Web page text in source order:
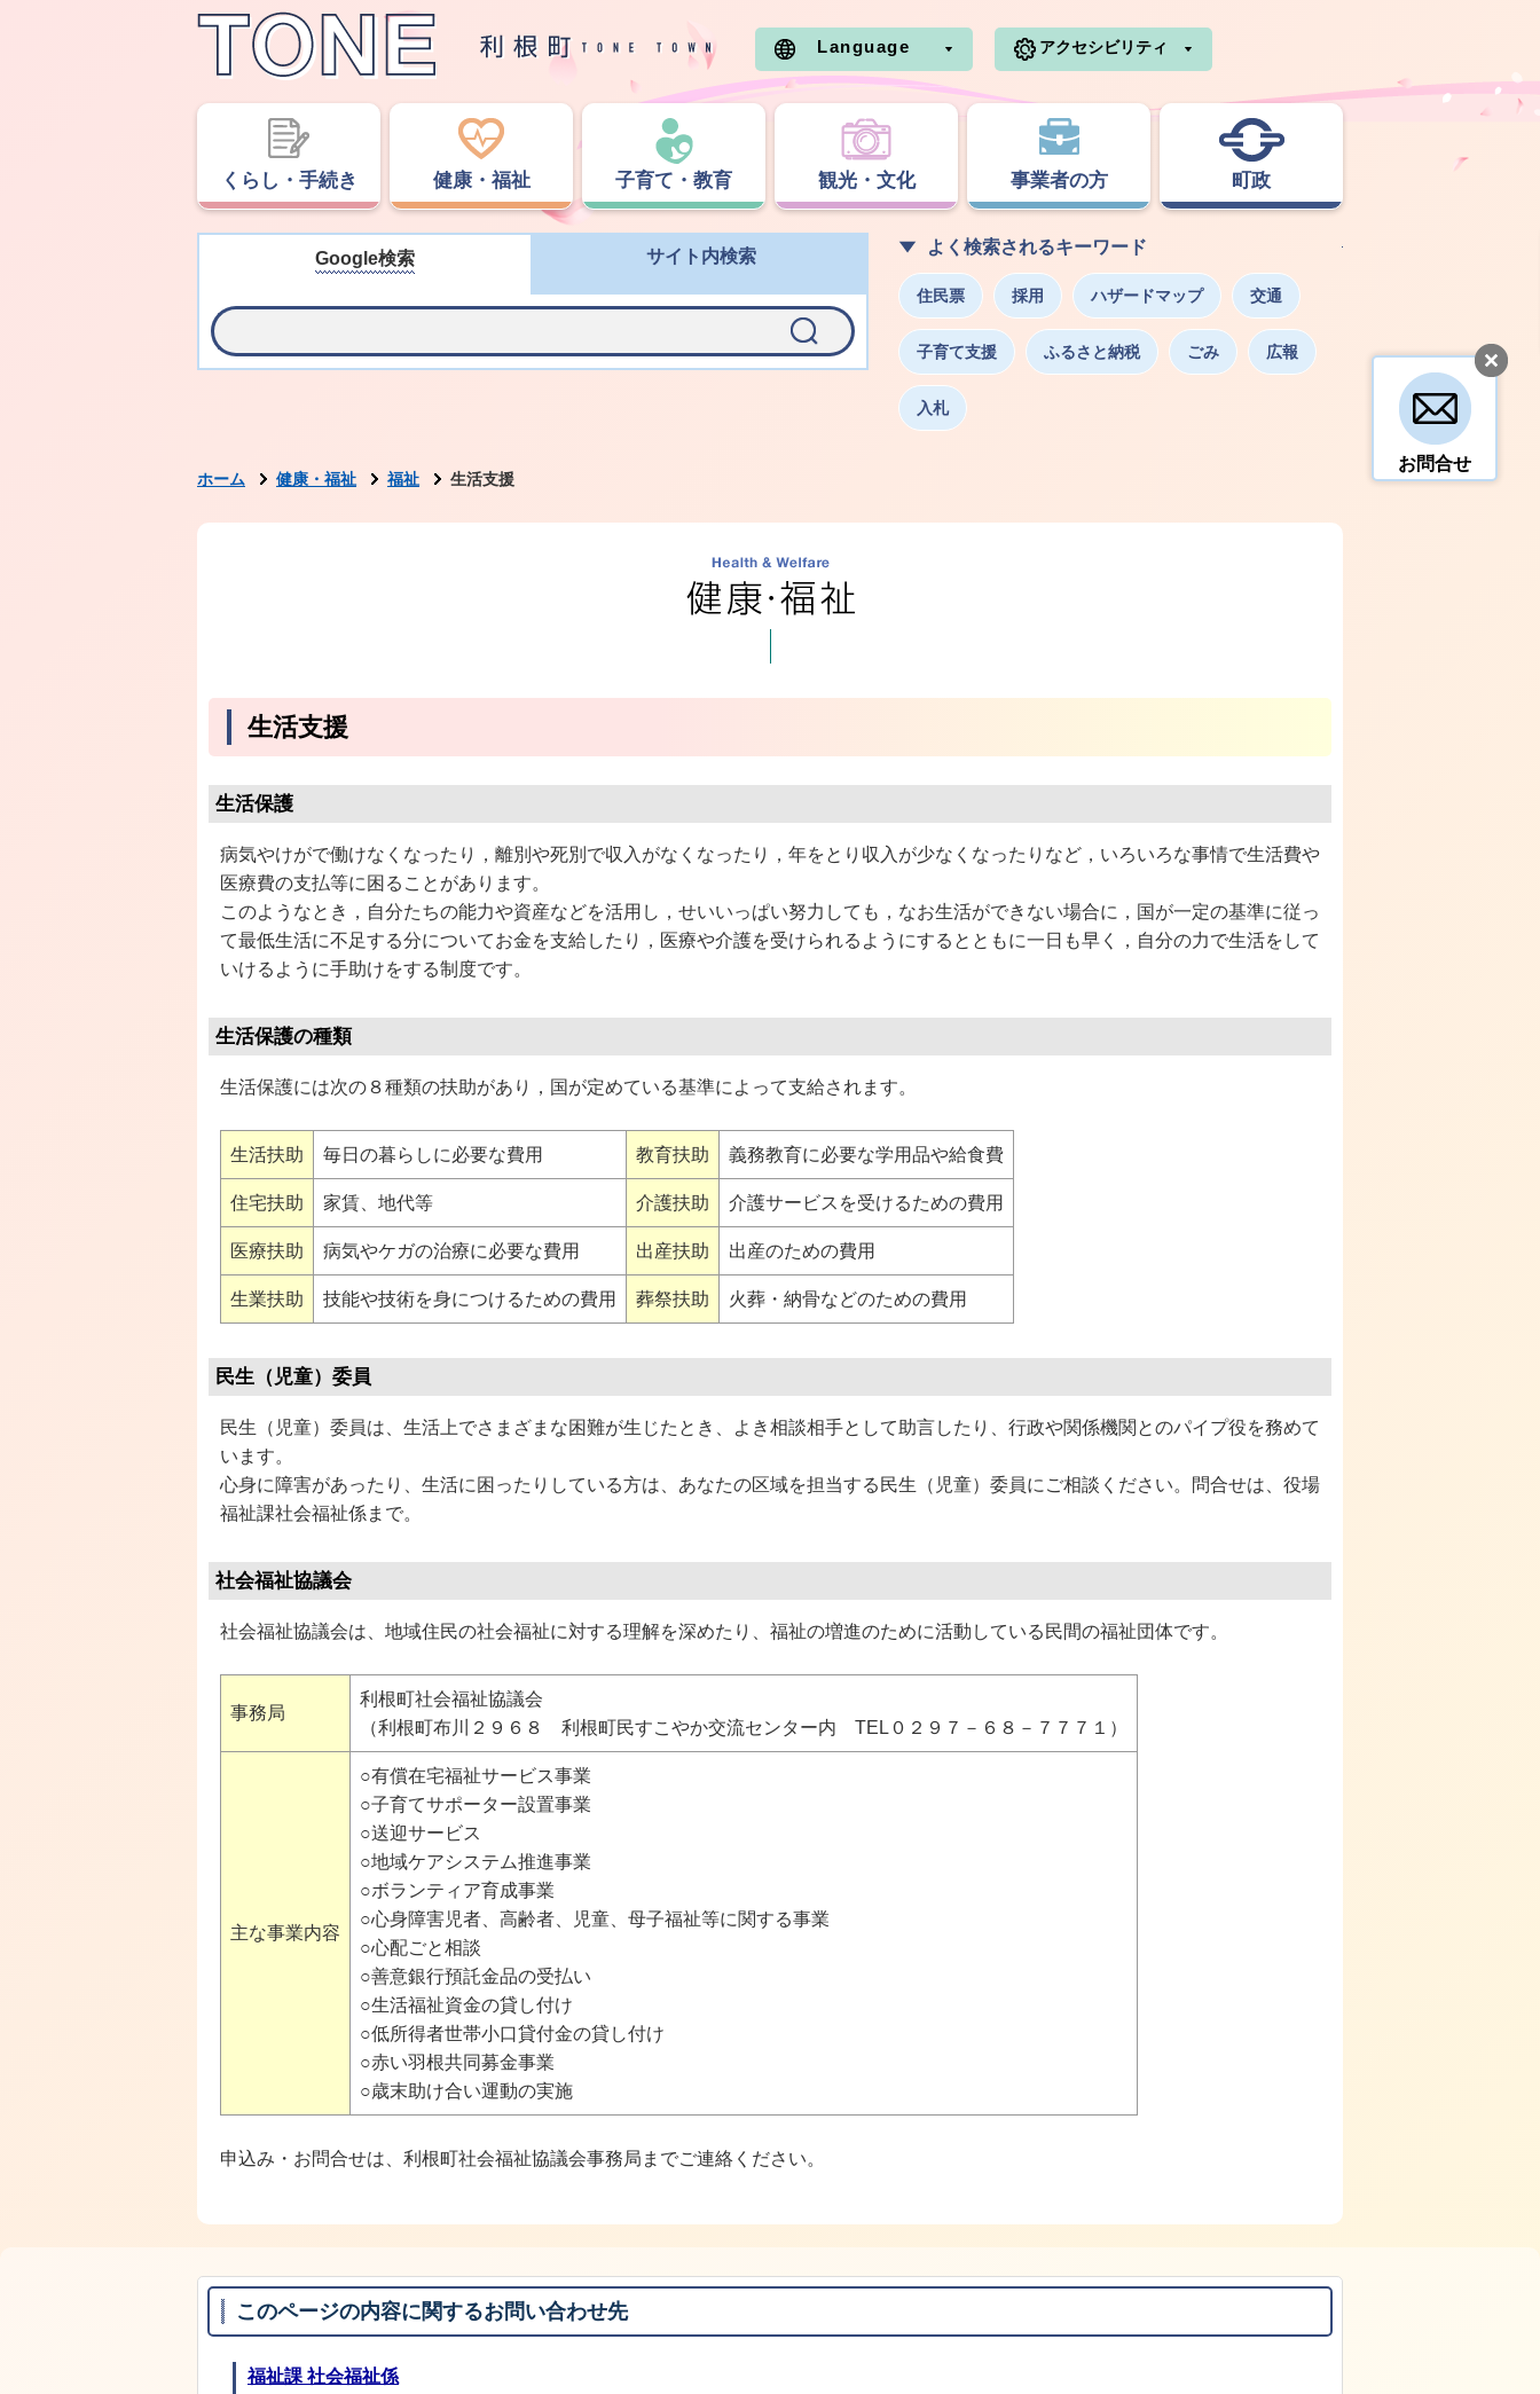
Language
アクセシビリティ
くらし・手続き 健康・福祉 子育て・教育 観光・文化 事業者の方 町政
Google検索 サイト内検索 よく検索されるキーワード
住民票 採用 ハザードマップ 交通
子育て支援 ふるさと納税 ごみ 広報
入札
お問合せ
ホーム 健康・福祉 福祉 生活支援
生活支援
生活保護
病気やけがで働けなくなったり，離別や死別で収入がなくなったり，年をとり収入が少なくなったりなど，いろいろな事情で生活費や
医療費の支払等に困ることがあります。
このようなとき，自分たちの能力や資産などを活用し，せいいっぱい努力しても，なお生活ができない場合に，国が一定の基準に従っ
て最低生活に不足する分についてお金を支給したり，医療や介護を受けられるようにするとともに一日も早く，自分の力で生活をして
いけるように手助けをする制度です。
生活保護の種類
生活保護には次の８種類の扶助があり，国が定めている基準によって支給されます。
生活扶助 毎日の暮らしに必要な費用 教育扶助 義務教育に必要な学用品や給食費
住宅扶助 家賃、地代等 介護扶助 介護サービスを受けるための費用
医療扶助 病気やケガの治療に必要な費用 出産扶助 出産のための費用
生業扶助 技能や技術を身につけるための費用 葬祭扶助 火葬・納骨などのための費用
民生（児童）委員
民生（児童）委員は、生活上でさまざまな困難が生じたとき、よき相談相手として助言したり、行政や関係機関とのパイプ役を務めて
います。
心身に障害があったり、生活に困ったりしている方は、あなたの区域を担当する民生（児童）委員にご相談ください。問合せは、役場
福祉課社会福祉係まで。
社会福祉協議会
社会福祉協議会は、地域住民の社会福祉に対する理解を深めたり、福祉の増進のために活動している民間の福祉団体です。
事務局
利根町社会福祉協議会
（利根町布川２９６８ 利根町民すこやか交流センター内 TEL０２９７－６８－７７７１）
主な事業内容
○有償在宅福祉サービス事業
○子育てサポーター設置事業
○送迎サービス
○地域ケアシステム推進事業
○ボランティア育成事業
○心身障害児者、高齢者、児童、母子福祉等に関する事業
○心配ごと相談
○善意銀行預託金品の受払い
○生活福祉資金の貸し付け
○低所得者世帯小口貸付金の貸し付け
○赤い羽根共同募金事業
○歳末助け合い運動の実施
申込み・お問合せは、利根町社会福祉協議会事務局までご連絡ください。
このページの内容に関するお問い合わせ先
福祉課 社会福祉係